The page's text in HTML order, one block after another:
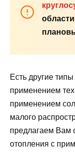
Есть другие
применением
применением
малого
предлагаем Вам
отопления с